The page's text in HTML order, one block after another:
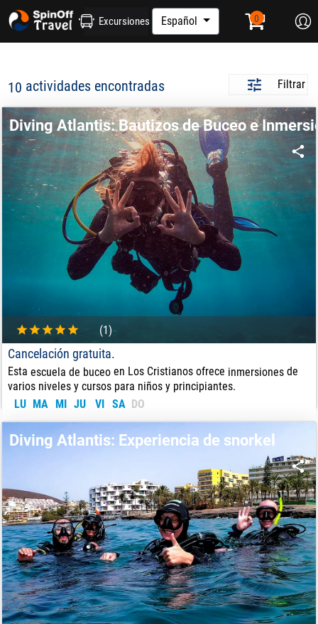
Excursiones Español
10 actividades encontradas Filtrar
(1)
Diving Atlantis: Bautizos de Buceo e
Cancelación gratuita.
Esta escuela de buceo en Los Cristianos ofrece inmersiones de
varios niveles y cursos para niños y principiantes.
LU
MA MI JU VI SA DO
DE:30€
Diving Atlantis: Experiencia de snorkel